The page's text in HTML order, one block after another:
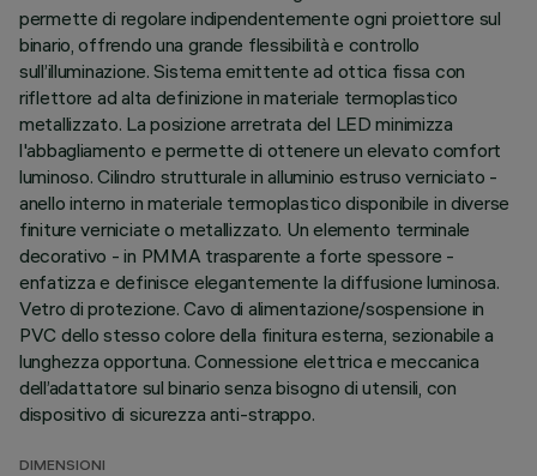
permette di regolare indipendentemente ogni proiettore sul
binario, offrendo una grande flessibilità e controllo
sull’illuminazione. Sistema emittente ad ottica fissa con
riflettore ad alta definizione in materiale termoplastico
metallizzato. La posizione arretrata del LED minimizza
l'abbagliamento e permette di ottenere un elevato comfort
luminoso. Cilindro strutturale in alluminio estruso verniciato -
anello interno in materiale termoplastico disponibile in diverse
finiture verniciate o metallizzato. Un elemento terminale
decorativo - in PMMA trasparente a forte spessore -
enfatizza e definisce elegantemente la diffusione luminosa.
Vetro di protezione. Cavo di alimentazione/sospensione in
PVC dello stesso colore della finitura esterna, sezionabile a
lunghezza opportuna. Connessione elettrica e meccanica
dell’adattatore sul binario senza bisogno di utensili, con
dispositivo di sicurezza anti-strappo.
DIMENSIONI